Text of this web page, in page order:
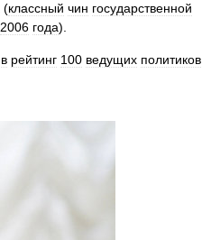
(классный чин государственной
2006 года).
в рейтинг 100 ведущих политиков